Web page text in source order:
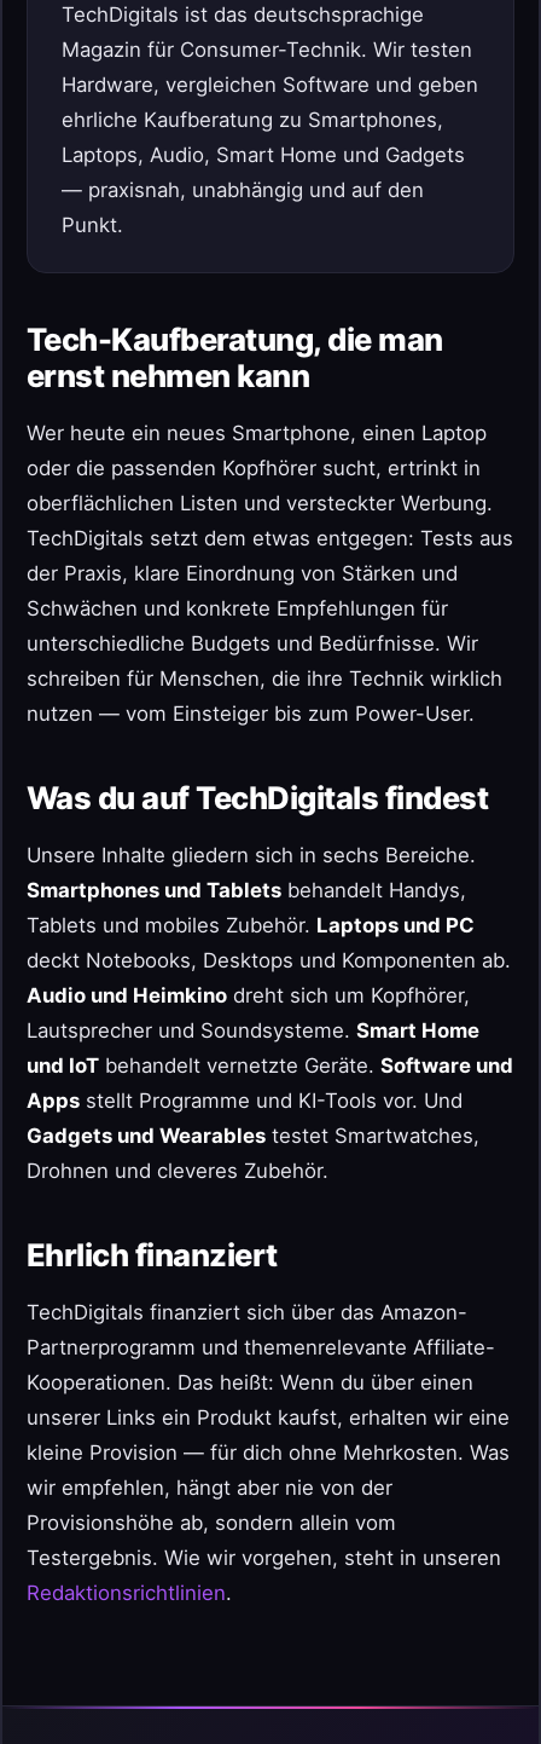
TechDigitals ist das deutschsprachige
Magazin für Consumer-Technik. Wir testen
Hardware, vergleichen Software und geben
ehrliche Kaufberatung zu Smartphones,
Laptops, Audio, Smart Home und Gadgets
— praxisnah, unabhängig und auf den
Punkt.
Tech-Kaufberatung, die man
ernst nehmen kann
Wer heute ein neues Smartphone, einen Laptop
oder die passenden Kopfhörer sucht, ertrinkt in
oberflächlichen Listen und versteckter Werbung.
TechDigitals setzt dem etwas entgegen: Tests aus
der Praxis, klare Einordnung von Stärken und
Schwächen und konkrete Empfehlungen für
unterschiedliche Budgets und Bedürfnisse. Wir
schreiben für Menschen, die ihre Technik wirklich
nutzen — vom Einsteiger bis zum Power-User.
Was du auf TechDigitals findest
Unsere Inhalte gliedern sich in sechs Bereiche.
Smartphones und Tablets behandelt Handys,
Tablets und mobiles Zubehör. Laptops und PC
deckt Notebooks, Desktops und Komponenten ab.
Audio und Heimkino dreht sich um Kopfhörer,
Lautsprecher und Soundsysteme. Smart Home
und IoT behandelt vernetzte Geräte. Software und
Apps stellt Programme und KI-Tools vor. Und
Gadgets und Wearables testet Smartwatches,
Drohnen und cleveres Zubehör.
Ehrlich finanziert
TechDigitals finanziert sich über das Amazon-
Partnerprogramm und themenrelevante Affiliate-
Kooperationen. Das heißt: Wenn du über einen
unserer Links ein Produkt kaufst, erhalten wir eine
kleine Provision — für dich ohne Mehrkosten. Was
wir empfehlen, hängt aber nie von der
Provisionshöhe ab, sondern allein vom
Testergebnis. Wie wir vorgehen, steht in unseren
Redaktionsrichtlinien.